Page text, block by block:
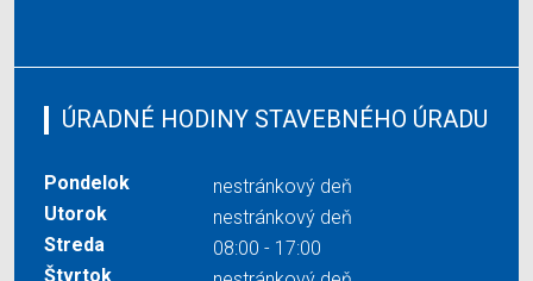
ÚRADNÉ HODINY STAVEBNÉHO ÚRADU
Pondelok
nestránkový deň
Utorok
nestránkový deň
Streda
08:00 - 17:00
Štvrtok